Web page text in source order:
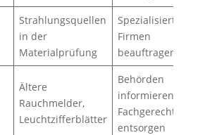
Strahlungsquellen
in der
Materialprüfung
Spezialisierte
Firmen
beauftragen
Ältere
Rauchmelder,
Leuchtzifferblätter
Behörden
informieren,
Fachgerecht
entsorgen